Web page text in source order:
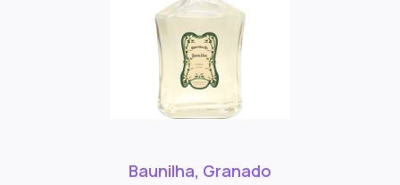
Baunilha, Granado